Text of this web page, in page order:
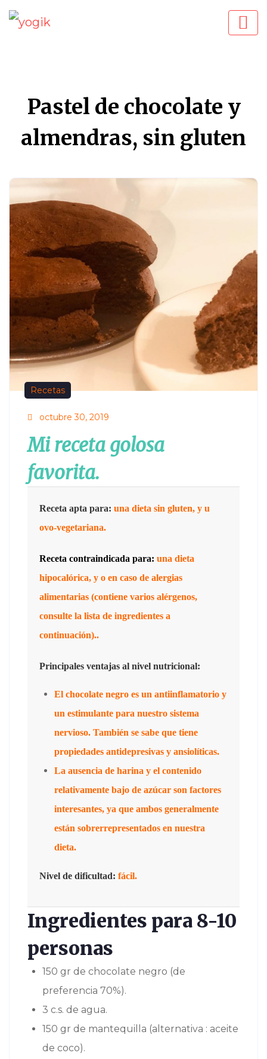
Pastel de chocolate y
almendras, sin gluten
Recetas
octubre 30, 2019
Mi receta golosa
favorita.
Receta apta para: una dieta sin gluten, y u
ovo-vegetariana.
Receta contraindicada para: una dieta
hipocalórica, y o en caso de alergias
alimentarias (contiene varios alérgenos,
consulte la lista de ingredientes a
continuación)..
Principales ventajas al nivel nutricional:
El chocolate negro es un antiinflamatorio y
un estimulante para nuestro sistema
nervioso. También se sabe que tiene
propiedades antidepresivas y ansiolíticas.
La ausencia de harina y el contenido
relativamente bajo de azúcar son factores
interesantes, ya que ambos generalmente
están sobrerrepresentados en nuestra
dieta.
Nivel de dificultad: fácil.
Ingredientes para 8-10
personas
150 gr de chocolate negro (de
preferencia 70%).
3 c.s. de agua.
150 gr de mantequilla (alternativa : aceite
de coco).